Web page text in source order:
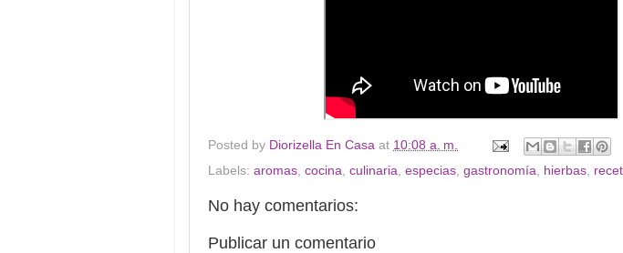
Posted by Diorizella En Casa at 10:08 a. m.
Labels: aromas cocina culinaria especias gastronomía hierbas
No hay comentarios:
Publicar un comentario